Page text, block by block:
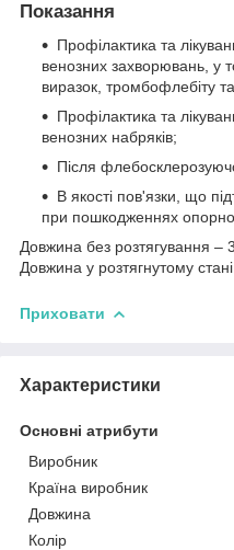
Показання
Профілактика та
венозних захворювань, у
виразок, тромбофлебіту
Профілактика та
венозних набряків;
Після
В якості пов'язки, що
при пошкодженнях
Довжина без розтягування –
Довжина у розтягнутому
Приховати
Характеристики
Основні атрибути
Виробник
Країна виробник
Довжина
Колір